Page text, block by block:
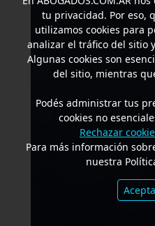
tu privacidad. Por eso,
utilizamos cookies para
analizar el tráfico del sitio
Algunas cookies son
del sitio, mientras
Podés administrar tus
cookies no
Rechazar
Para más información
nuestra